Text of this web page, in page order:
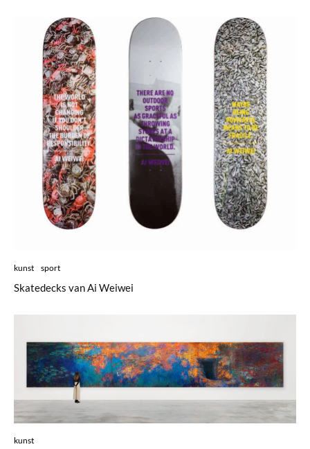
kunst sport
Skatedecks van Ai Weiwei
kunst